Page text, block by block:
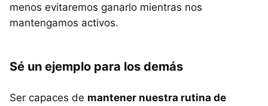
menos evitaremos ganarlo mientras nos
mantengamos activos.
Sé un ejemplo para los demás
Ser capaces de mantener nuestra rutina de